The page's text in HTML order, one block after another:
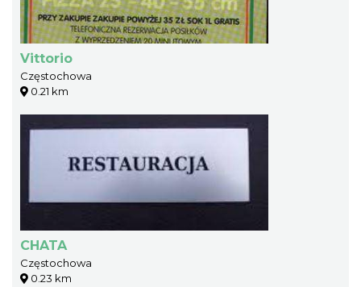
Vittorio
Częstochowa
0.21 km
CHATA
Częstochowa
0.23 km